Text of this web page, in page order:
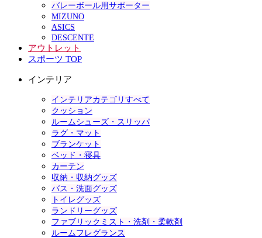
バレーボール用サポーター
MIZUNO
ASICS
DESCENTE
アウトレット
スポーツ TOP
インテリア
インテリアカテゴリすべて
クッション
ルームシューズ・スリッパ
ラグ・マット
ブランケット
ベッド・寝具
カーテン
収納・収納グッズ
バス・洗面グッズ
トイレグッズ
ランドリーグッズ
ファブリックミスト・洗剤・柔軟剤
ルームフレグランス